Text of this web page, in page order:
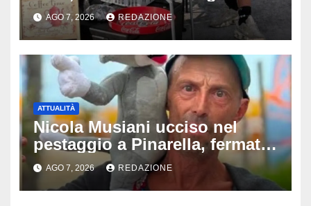
divide l’Italia: Fedriga li invita
in Regione, Vannacci li
difende
AGO 7, 2026 REDAZIONE
ATTUALITÀ
Nicola Musiani ucciso nel
pestaggio a Pinarella, fermati
quattro giovani: la svolta
dopo video, intercettazioni e
pedinamenti
AGO 7, 2026 REDAZIONE